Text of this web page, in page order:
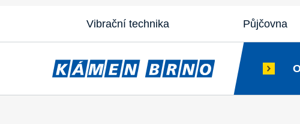
Vibrační technika Půjčovna